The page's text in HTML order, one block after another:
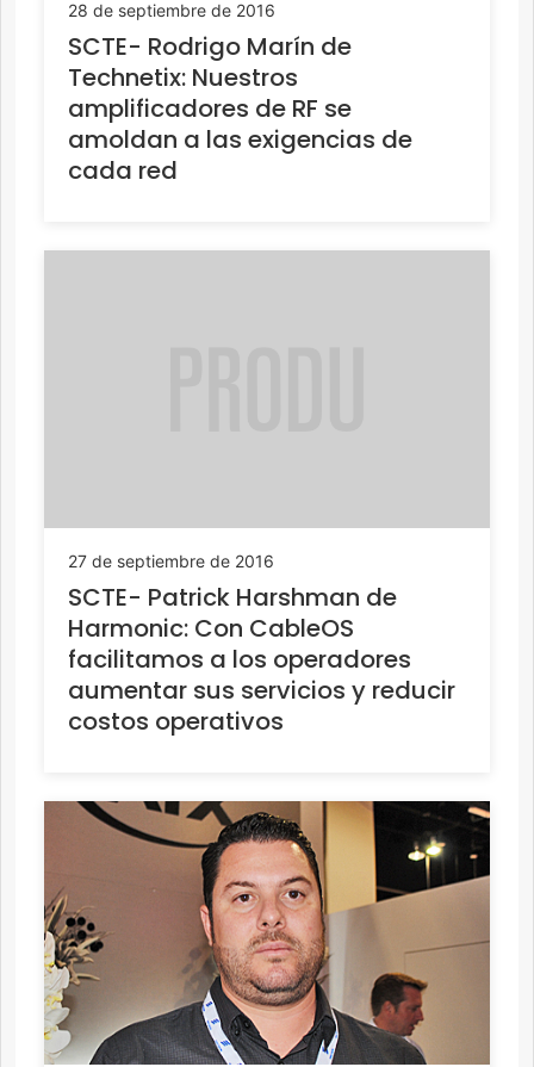
28 de septiembre de 2016
SCTE- Rodrigo Marín de
Technetix: Nuestros
amplificadores de RF se
amoldan a las exigencias de
cada red
27 de septiembre de 2016
SCTE- Patrick Harshman de
Harmonic: Con CableOS
facilitamos a los operadores
aumentar sus servicios y reducir
costos operativos